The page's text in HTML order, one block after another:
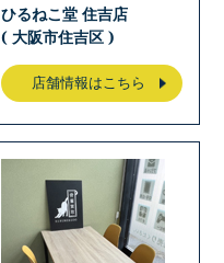
ひるねこ堂 住吉店
( 大阪市住吉区 )
店舗情報はこちら